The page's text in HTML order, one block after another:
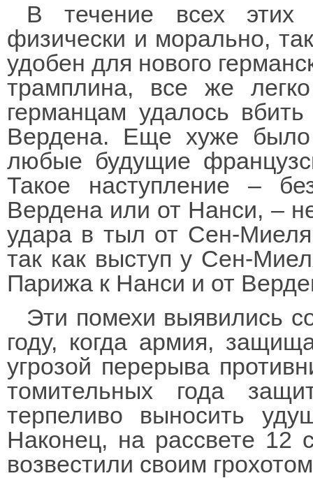
В течение всех
физически и морально,
удобен для нового
трамплина, все же
германцам удалось
Вердена. Еще хуже было
любые будущие
Такое наступление –
Вердена или от Нанси, –
удара в тыл от Сен-
так как выступ у Сен-
Парижа к Нанси и от
Эти помехи выявились
году, когда армия,
угрозой перерыва
томительных года
терпеливо выносить
Наконец, на рассвете 12
возвестили своим